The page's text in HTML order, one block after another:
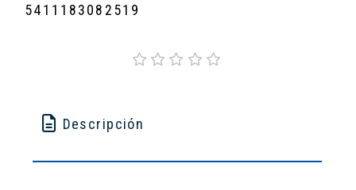
5411183082519
Descripción